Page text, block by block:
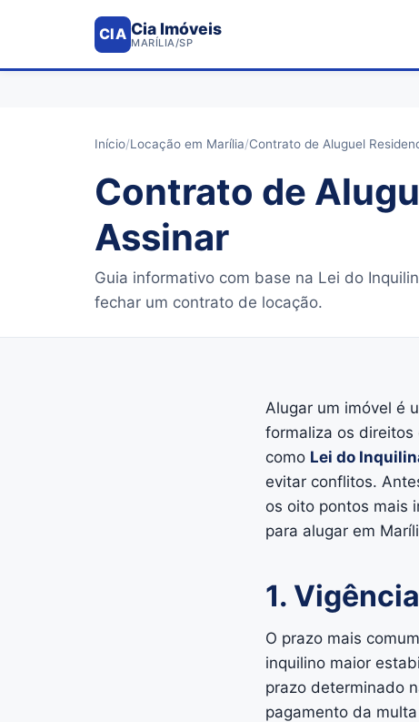
CIA Cia Imóveis
MARÍLIA/SP
Início/Locação em Marília/Contrato de Aluguel
Contrato de
Assinar
Guia informativo com base na Lei do
fechar um contrato de locação.
Alugar um imóvel é
formaliza os direitos
como Lei do
evitar conflitos.
os oito pontos mais
para alugar em
1.
O prazo mais
inquilino maior
prazo determinado
pagamento da